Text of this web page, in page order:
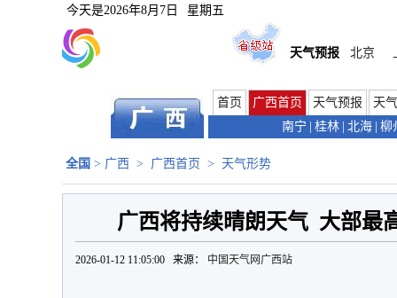
今天是2026年8月7日 星期五
天气预报 北京
首页 广西首页 天气预报
天
南宁
桂林 北海 柳
全国 > 广西 > 广西首页 > 天气形势
广西将持续晴朗天气 大部最
2026-01-12 11:05:00 来源： 中国天气网广西站